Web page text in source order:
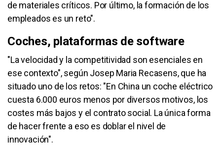
de materiales críticos. Por último, la formación de los
empleados es un reto".
Coches, plataformas de software
"La velocidad y la competitividad son esenciales en
ese contexto", según Josep Maria Recasens, que ha
situado uno de los retos: "En China un coche eléctrico
cuesta 6.000 euros menos por diversos motivos, los
costes más bajos y el contrato social. La única forma
de hacer frente a eso es doblar el nivel de
innovación".